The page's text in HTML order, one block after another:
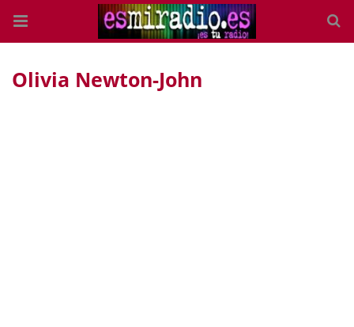
Olivia Newton-John